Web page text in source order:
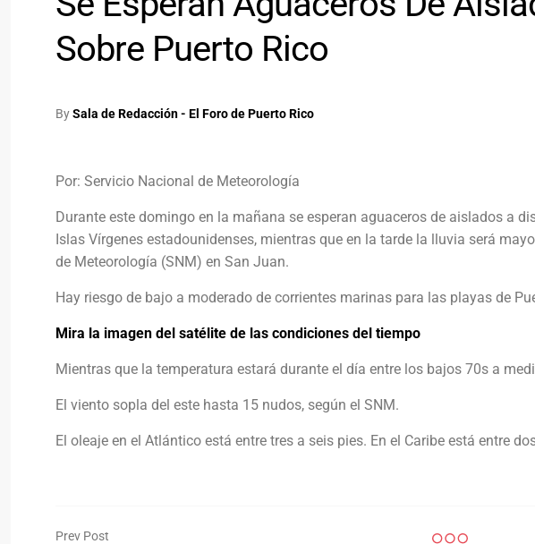
Sobre Puerto Rico
BySala de Redacción - El Foro de Puerto Rico
Por: Servicio Nacional de Meteorología
Durante este domingo en la mañana se esperan aguaceros de aislados a
Islas Vírgenes estadounidenses, mientras que en la tarde la lluvia será
de Meteorología (SNM) en San Juan.
Hay riesgo de bajo a moderado de corrientes marinas para las playas de
Mira la imagen del satélite de las condiciones del tiempo
Mientras que la temperatura estará durante el día entre los bajos 70s a
El viento sopla del este hasta 15 nudos, según el SNM.
El oleaje en el Atlántico está entre tres a seis pies. En el Caribe está entre
Prev Post